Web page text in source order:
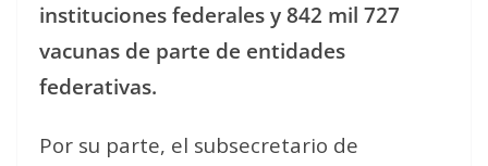
instituciones federales y 842 mil 727
vacunas de parte de entidades
federativas.
Por su parte, el subsecretario de